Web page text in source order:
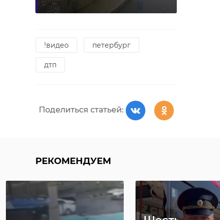
!видео петербург
дтп
Поделиться статьей:
РЕКОМЕНДУЕМ
чудской бор
РЕКОМЕНДУЕМ